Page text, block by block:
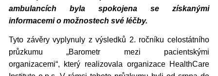
ambulancích byla spokojena se získanými
informacemi o možnostech své léčby.
Tyto závěry vyplynuly z výsledků 2. ročníku celostátního
průzkumu „Barometr mezi pacientskými
organizacemi“, který realizovala organizace HealthCare